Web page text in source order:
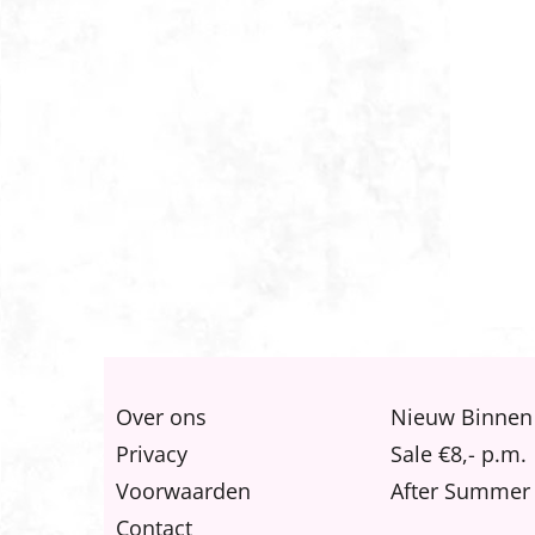
Over ons
Privacy
Voorwaarden
Contact
Nieuw Binnen
Sale €8,- p.m.
After Summer